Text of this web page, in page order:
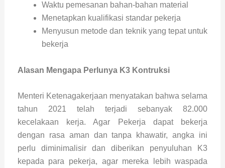
Waktu pemesanan bahan-bahan material
Menetapkan kualifikasi standar pekerja
Menyusun metode dan teknik yang tepat untuk
bekerja
Alasan Mengapa Perlunya K3 Kontruksi
Menteri Ketenagakerjaan menyatakan bahwa selama
tahun 2021 telah terjadi sebanyak 82.000
kecelakaan kerja. Agar Pekerja dapat bekerja
dengan rasa aman dan tanpa khawatir, angka ini
perlu diminimalisir dan diberikan penyuluhan K3
kepada para pekerja, agar mereka lebih waspada